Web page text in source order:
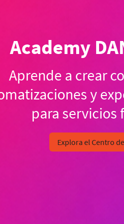
Academy
Aprende a crear
y
para servicios
Explora el Centro